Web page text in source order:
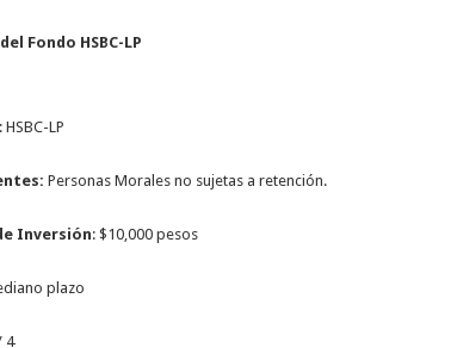
Fondo HSBC-LP
: HSBC-LP
Personas Morales no sujetas a retención.
Inversión: $10,000 pesos
plazo
4